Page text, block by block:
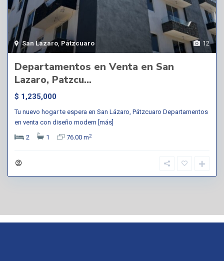
12
San Lazaro, Pátzcuaro
Departamentos en Venta en San
Lazaro, Patzcu...
$ 1,235,000
Tu nuevo hogar te espera en San Lázaro, Pátzcuaro Departamentos
en venta con diseño modern [más]
2
1 76.00 m2